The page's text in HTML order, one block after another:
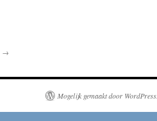
→
Mogelijk gemaakt door WordPress.